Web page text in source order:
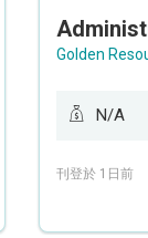
Golden
N/A
刊登於 1日前